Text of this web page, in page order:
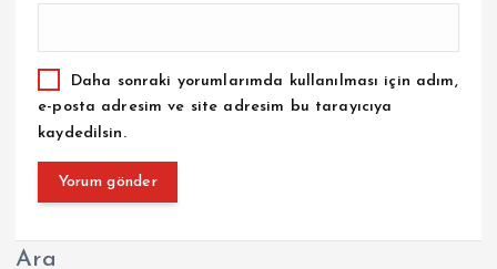
Daha sonraki yorumlarımda kullanılması için adım,
e-posta adresim ve site adresim bu tarayıcıya
kaydedilsin.
Ara